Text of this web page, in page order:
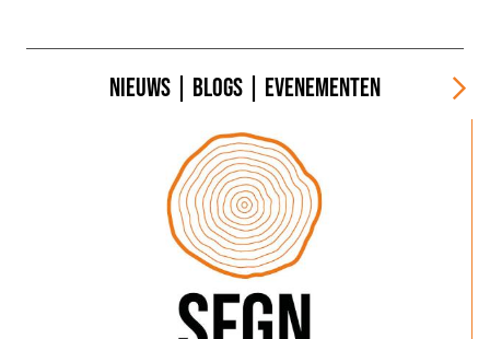
NIEUWS BLOGS EVENEMENTEN